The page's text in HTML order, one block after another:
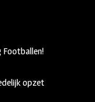
Footballen!
opzet